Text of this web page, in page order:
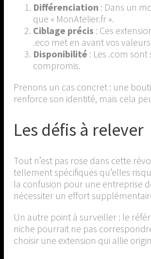
Différenciation : Dans un
que « MonAtelier.fr ».
Ciblage précis : Ces
.eco met en avant vos
Disponibilité : Les .com
compromis.
Prenons un cas concret : une
renforce son identité, mais cela
Les défis à relever
Tout n’est pas rose dans cette
tellement spécifiques qu’elles
la confusion pour une entreprise
nécessiter un effort
Un autre point à surveiller : le
niche pourrait ne pas
choisir une extension qui allie